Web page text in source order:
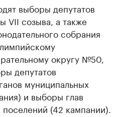
выборы депутатов
VII созыва, а также
собрания
округу №50,
депутатов
муниципальных
и выборы глав
поселений (42 кампании).